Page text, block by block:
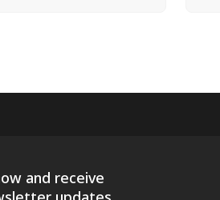
and receive